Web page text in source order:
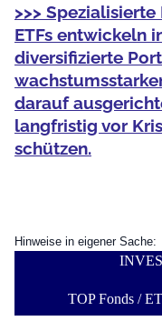
>>>
ETFs entwickeln
diversifizierte
darauf
langfristig vor
schützen.
Hinweise in eigener Sache:
TOP Fonds /